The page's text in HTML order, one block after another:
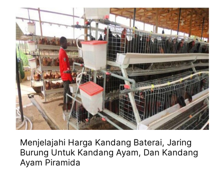
Menjelajahi Harga Kandang Baterai, Jaring
Burung Untuk Kandang Ayam, Dan Kandang
Ayam Piramida